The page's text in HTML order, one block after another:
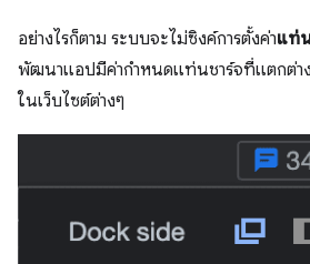
อย่างไรก็ตาม ระบบจะไม่ซิงค์การตั้งค่าแท่
พัฒนาแอปมีค่ากำหนดแท่นชาร์จที่แตกต่า
ในเว็บไซต์ต่างๆ